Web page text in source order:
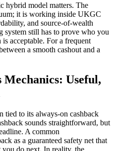
hybrid model matters. The
it is working inside UKGC
and source-of-wealth
system still has to prove who you
acceptable. For a frequent
a smooth cashout and a
Mechanics: Useful,
tied to its always-on cashback
sounds straightforward, but
A common
as a guaranteed safety net that
do next. In reality, the